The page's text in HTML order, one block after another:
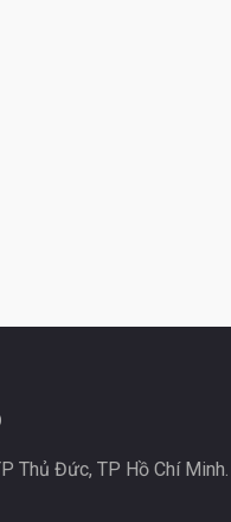
Thủ Đức, TP Hồ Chí Minh.